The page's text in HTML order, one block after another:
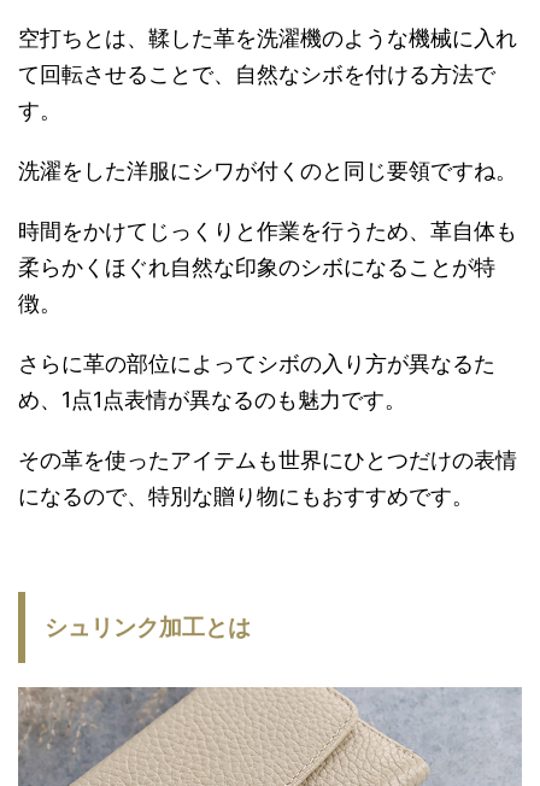
空打ちとは、鞣した革を洗濯機のような機械に入れ
て回転させることで、自然なシボを付ける方法で
す。
洗濯をした洋服にシワが付くのと同じ要領ですね。
時間をかけてじっくりと作業を行うため、革自体も
柔らかくほぐれ自然な印象のシボになることが特
徴。
さらに革の部位によってシボの入り方が異なるた
め、1点1点表情が異なるのも魅力です。
その革を使ったアイテムも世界にひとつだけの表情
になるので、特別な贈り物にもおすすめです。
シュリンク加工とは